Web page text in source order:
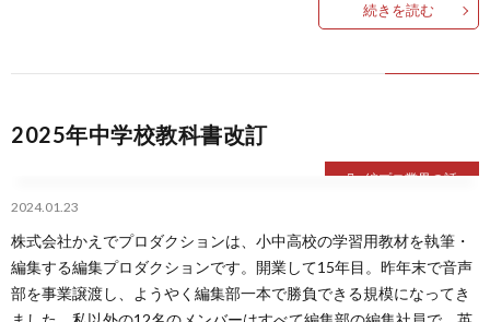
続きを読む
2025年中学校教科書改訂
編プロ業界の話
2024.01.23
株式会社かえでプロダクションは、小中高校の学習用教材を執筆・
編集する編集プロダクションです。開業して15年目。昨年末で音声
部を事業譲渡し、ようやく編集部一本で勝負できる規模になってき